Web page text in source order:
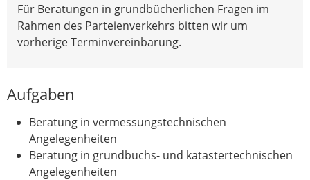
Für Beratungen in grundbücherlichen Fragen im
Rahmen des Parteienverkehrs bitten wir um
vorherige Terminvereinbarung.
Aufgaben
Beratung in vermessungstechnischen
Angelegenheiten
Beratung in grundbuchs- und katastertechnischen
Angelegenheiten